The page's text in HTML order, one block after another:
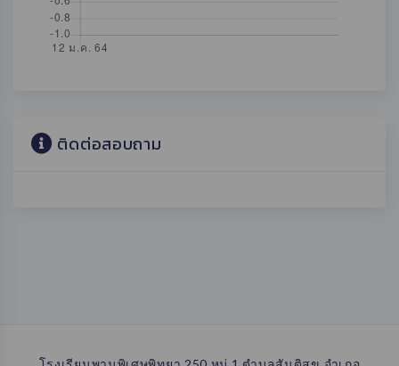
ติดต่อสอบถาม